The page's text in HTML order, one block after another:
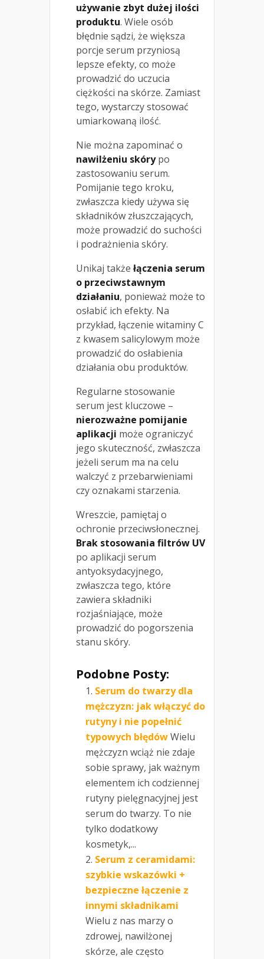
używanie zbyt dużej ilości
produktu. Wiele osób
błędnie sądzi, że większa
porcje serum przyniosą
lepsze efekty, co może
prowadzić do uczucia
ciężkości na skórze. Zamiast
tego, wystarczy stosować
umiarkowaną ilość.
Nie można zapominać o
nawilżeniu skórypo
zastosowaniu serum.
Pomijanie tego kroku,
zwłaszcza kiedy używa się
składników złuszczających,
może prowadzić do suchości
i podrażnienia skóry.
Unikaj także łączenia serum
o przeciwstawnym
działaniu, ponieważ może to
osłabić ich efekty. Na
przykład, łączenie witaminy C
z kwasem salicylowym może
prowadzić do osłabienia
działania obu produktów.
Regularne stosowanie
serum jest kluczowe –
nierozważne pomijanie
aplikacji może ograniczyć
jego skuteczność, zwłaszcza
jeżeli serum ma na celu
walczyć z przebarwieniami
czy oznakami starzenia.
Wreszcie, pamiętaj o
ochronie przeciwsłonecznej.
Brak stosowania filtrów UV
po aplikacji serum
antyoksydacyjnego,
zwłaszcza tego, które
zawiera składniki
rozjaśniające, może
prowadzić do pogorszenia
stanu skóry.
Podobne Posty:
Serum do twarzy dla
mężczyzn: jak włączyć do
rutyny i nie popełnić
typowych błędówWielu
mężczyzn wciąż nie zdaje
sobie sprawy, jak ważnym
elementem ich codziennej
rutyny pielęgnacyjnej jest
serum do twarzy. To nie
tylko dodatkowy
kosmetyk,...
Serum z ceramidami:
szybkie wskazówki +
bezpieczne łączenie z
innymi składnikami
Wielu z nas marzy o
zdrowej, nawilżonej
skórze, ale często